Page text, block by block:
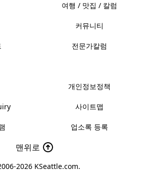
여행 / 맛집 / 칼럼
커뮤니티
전문가칼럼
개인정보정책
사이트맵
업소록 등록
맨위로
2026 KSeattle.com.